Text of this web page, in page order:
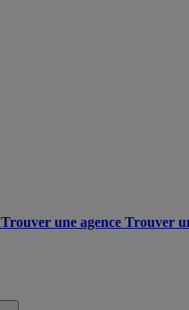
Trouver une agence Trouver